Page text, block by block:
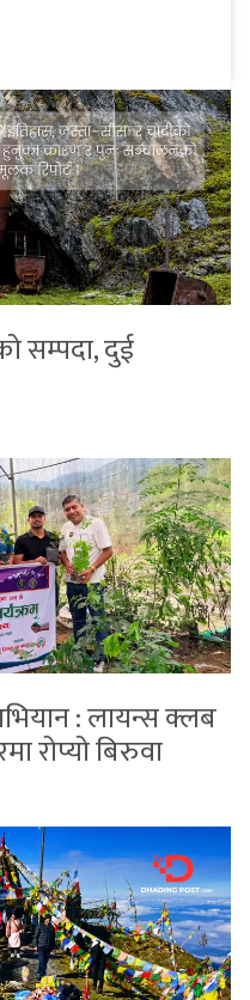
सम्पदा, दुई
: लायन्स क्लब
रोप्यो बिरुवा